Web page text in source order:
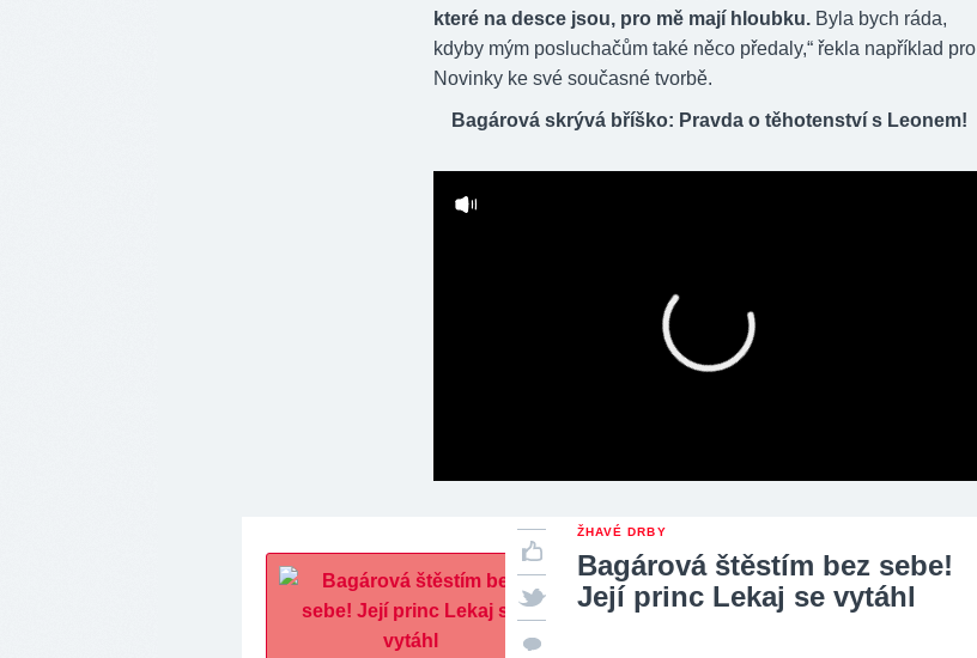
které na desce jsou, pro mě mají hloubku. Byla bych ráda,
kdyby mým posluchačům také něco předaly,“ řekla například pro
Novinky ke své současné tvorbě.
Bagárová skrývá bříško: Pravda o těhotenství s Leonem!
ŽHAVÉ DRBY
Bagárová štěstím bez sebe!
Její princ Lekaj se vytáhl